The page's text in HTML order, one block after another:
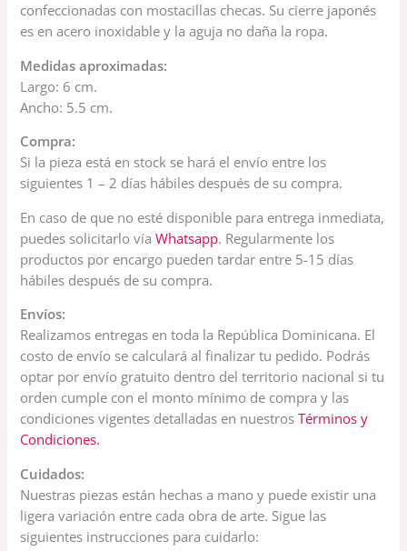
confeccionadas con mostacillas checas. Su cierre japonés
es en acero inoxidable y la aguja no daña la ropa.
Medidas aproximadas:
Largo: 6 cm.
Ancho: 5.5 cm.
Compra:
Si la pieza está en stock se hará el envío entre los
siguientes 1 – 2 días hábiles después de su compra.
En caso de que no esté disponible para entrega inmediata,
puedes solicitarlo víaWhatsapp. Regularmente los
productos por encargo pueden tardar entre 5-15 días
hábiles después de su compra.
Envíos:
Realizamos entregas en toda la República Dominicana. El
costo de envío se calculará al finalizar tu pedido. Podrás
optar por envío gratuito dentro del territorio nacional si tu
orden cumple con el monto mínimo de compra y las
condiciones vigentes detalladas en nuestrosTérminos y
Condiciones.
Cuidados:
Nuestras piezas están hechas a mano y puede existir una
ligera variación entre cada obra de arte. Sigue las
siguientes instrucciones para cuidarlo: